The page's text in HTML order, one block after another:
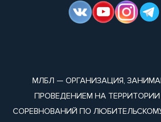
МЛБЛ — ОРГАНИЗАЦИЯ,
ПРОВЕДЕНИЕМ НА
СОРЕВНОВАНИЙ ПО